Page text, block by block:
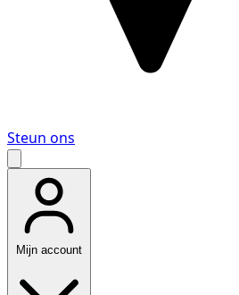
Steun ons
Mijn account